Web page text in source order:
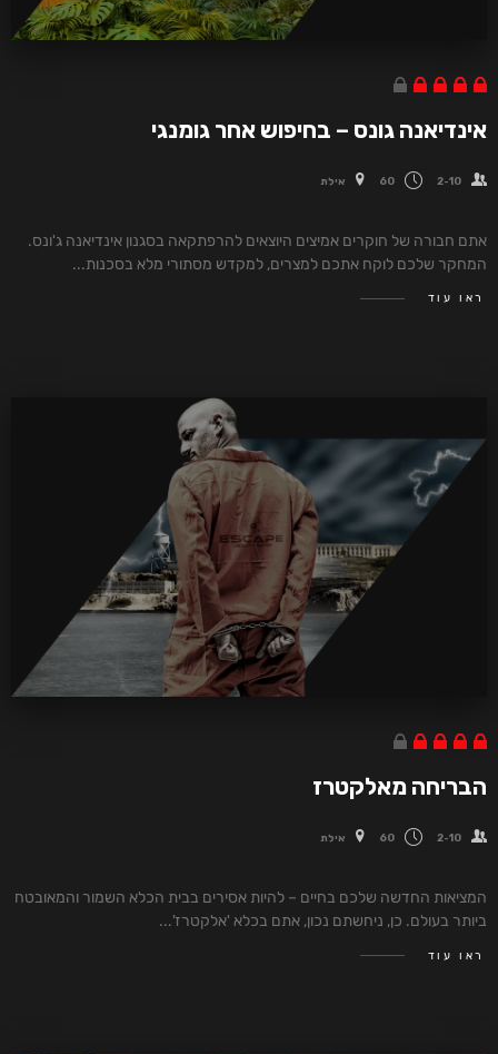
אינדיאנה גונס – בחיפוש אחר גומנגי
60 אילת
אתם חבורה של חוקרים אמיצים היוצאים להרפתקאה בסגנון אינדיאנה ג'ונס.
המחקר שלכם לוקח אתכם למצרים, למקדש מסתורי מלא בסכנות...
ראו עוד
הבריחה מאלקטרז
60 אילת
המציאות החדשה שלכם בחיים – להיות אסירים בבית הכלא השמור והמאובטח
ביותר בעולם. כן, ניחשתם נכון, אתם בכלא 'אלקטרז'...
ראו עוד